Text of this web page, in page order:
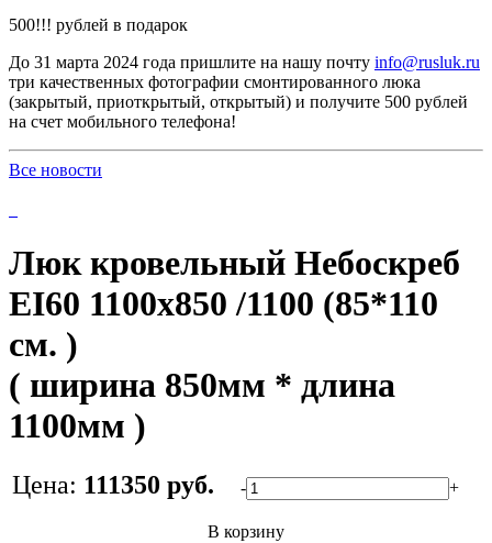
500!!! рублей в подарок
До 31 марта 2024 года пришлите на нашу почту info@rusluk.ru
три качественных фотографии смонтированного люка
(закрытый, приоткрытый, открытый) и получите 500 рублей
на счет мобильного телефона!
Все новости
Люк кровельный Небоскреб
EI60 1100x850 /1100 (85*110
см. )
( ширина 850мм * длина
1100мм )
Цена: 111350 руб. - +
В корзину